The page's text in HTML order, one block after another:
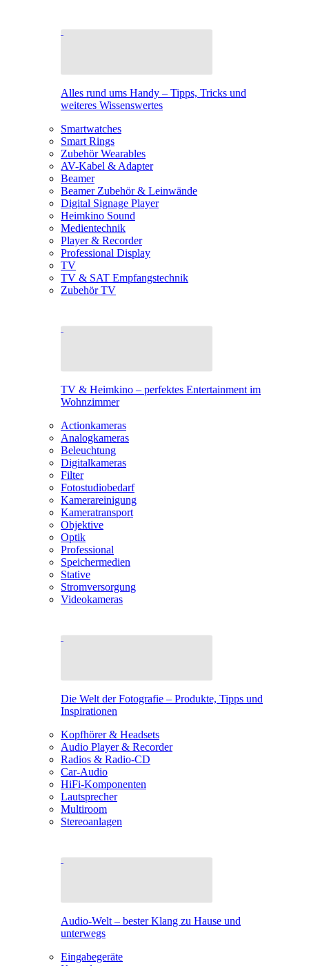
Alles rund ums Handy – Tipps, Tricks und
weiteres Wissenswertes
Smartwatches
Smart Rings
Zubehör Wearables
AV-Kabel & Adapter
Beamer
Beamer Zubehör & Leinwände
Digital Signage Player
Heimkino Sound
Medientechnik
Player & Recorder
Professional Display
TV
TV & SAT Empfangstechnik
Zubehör TV
TV & Heimkino – perfektes Entertainment im
Wohnzimmer
Actionkameras
Analogkameras
Beleuchtung
Digitalkameras
Filter
Fotostudiobedarf
Kamerareinigung
Kameratransport
Objektive
Optik
Professional
Speichermedien
Stative
Stromversorgung
Videokameras
Die Welt der Fotografie – Produkte, Tipps und
Inspirationen
Kopfhörer & Headsets
Audio Player & Recorder
Radios & Radio-CD
Car-Audio
HiFi-Komponenten
Lautsprecher
Multiroom
Stereoanlagen
Audio-Welt – bester Klang zu Hause und
unterwegs
Eingabegeräte